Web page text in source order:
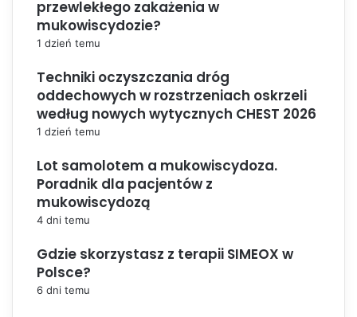
przewlekłego zakażenia w
mukowiscydozie?
1 dzień temu
Techniki oczyszczania dróg
oddechowych w rozstrzeniach oskrzeli
według nowych wytycznych CHEST 2026
1 dzień temu
Lot samolotem a mukowiscydoza.
Poradnik dla pacjentów z
mukowiscydozą
4 dni temu
Gdzie skorzystasz z terapii SIMEOX w
Polsce?
6 dni temu